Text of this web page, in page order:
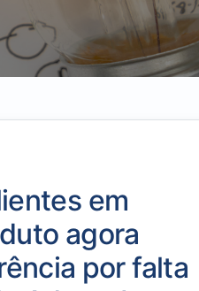
em
agora
por falta